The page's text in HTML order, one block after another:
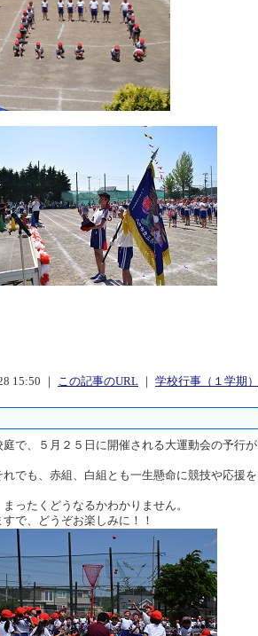
15:50 ｜ この記事のURL 学校行事（１学期）
で、５月２５日に開催される大運動会の予行が
でも、赤組、白組とも一生懸命に競技や応援を
ったくどうなるかわかりません。
で、どうぞお楽しみに！！